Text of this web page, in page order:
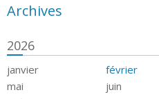
Archives
2026
janvier février
mai
juin